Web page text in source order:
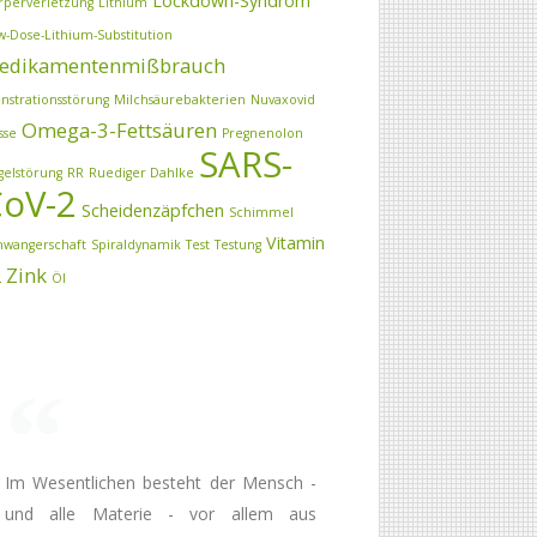
Dose-Lithium-Substitution
Milchsäurebakterien Nuvaxovid
Omega-3-Fettsäuren Pregnenolon
RR Ruediger Dahlke SARS-
2 Scheidenzäpfchen Schimmel
Spiraldynamik Test Testung Vitamin
Zink Öl
Im Wesentlichen besteht der Mensch -
und alle Materie - vor allem aus